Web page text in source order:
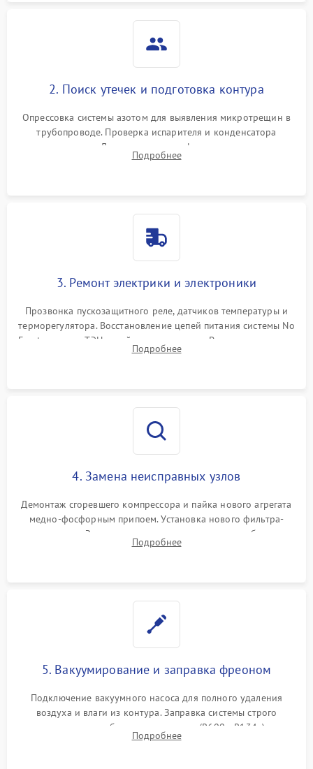
1800 ₽
2. Поиск утечек и подготовка контура
Опрессовка системы азотом для выявления микротрещин в
трубопроводе. Проверка испарителя и конденсатора
течеискателем. Демонтаж старого фильтра-осушителя и
продувка капиллярной трубки для устранения засоров.
Подробнее
3. Ремонт электрики и электроники
Прозвонка пускозащитного реле, датчиков температуры и
терморегулятора. Восстановление цепей питания системы No
Frost, включая ТЭН оттайки и вентилятор. Ремонт или замена
платы управления при сбоях алгоритмов.
Подробнее
4. Замена неисправных узлов
Демонтаж сгоревшего компрессора и пайка нового агрегата
медно-фосфорным припоем. Установка нового фильтра-
осушителя. Замена изношенных вентиляторов обдува,
сломанных заслонок или поврежденных дверных петель.
Подробнее
5. Вакуумирование и заправка фреоном
Подключение вакуумного насоса для полного удаления
воздуха и влаги из контура. Заправка системы строго
дозированным объемом хладагента (R600a, R134a) по
электронным весам. Контроль рабочего давления в системе.
Подробнее